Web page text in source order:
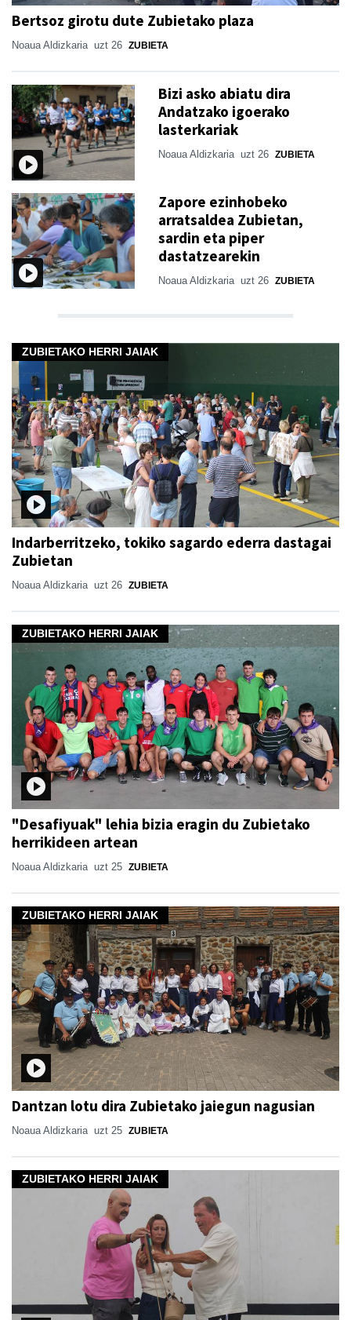
Bertsoz girotu dute Zubietako plaza
Noaua Aldizkaria uzt 26 ZUBIETA
Bizi asko abiatu dira
Andatzako igoerako
lasterkariak
Noaua Aldizkaria uzt 26 ZUBIETA
Zapore ezinhobeko
arratsaldea Zubietan,
sardin eta piper
dastatzearekin
Noaua Aldizkaria uzt 26 ZUBIETA
ZUBIETAKO HERRI JAIAK
Indarberritzeko, tokiko sagardo ederra dastagai
Zubietan
Noaua Aldizkaria uzt 26 ZUBIETA
ZUBIETAKO HERRI JAIAK
"Desafiyuak" lehia bizia eragin du Zubietako
herrikideen artean
Noaua Aldizkaria uzt 25 ZUBIETA
ZUBIETAKO HERRI JAIAK
Dantzan lotu dira Zubietako jaiegun nagusian
Noaua Aldizkaria uzt 25 ZUBIETA
ZUBIETAKO HERRI JAIAK